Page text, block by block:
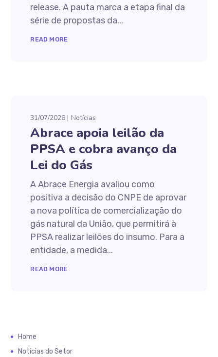
release. A pauta marca a etapa final da
série de propostas da...
READ MORE
31/07/2026 Notícias
Abrace apoia leilão da
PPSA e cobra avanço da
Lei do Gás
A Abrace Energia avaliou como
positiva a decisão do CNPE de aprovar
a nova política de comercialização do
gás natural da União, que permitirá à
PPSA realizar leilões do insumo. Para a
entidade, a medida...
READ MORE
Home
Notícias do Setor